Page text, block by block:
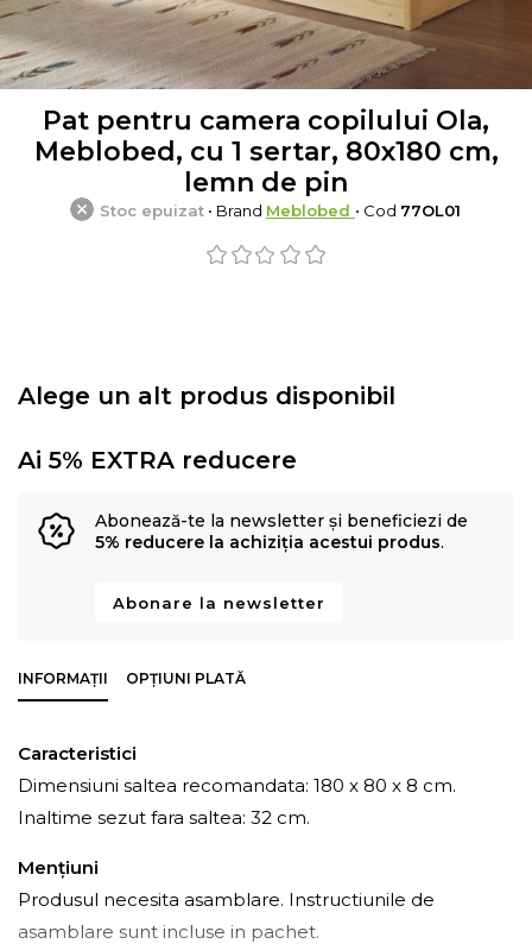
Pat pentru camera copilului Ola,
Meblobed, cu 1 sertar, 80x180 cm,
lemn de pin
Stoc epuizat • Brand Meblobed • Cod 77OL01
Alege un alt produs disponibil
Ai 5% EXTRA reducere
Abonează-te la newsletter și beneficiezi de
5% reducere la achiziția acestui produs.
Abonare la newsletter
INFORMAȚII OPȚIUNI PLATĂ
Caracteristici
Dimensiuni saltea recomandata: 180 x 80 x 8 cm.
Inaltime sezut fara saltea: 32 cm.
Mențiuni
Produsul necesita asamblare. Instructiunile de
asamblare sunt incluse in pachet.